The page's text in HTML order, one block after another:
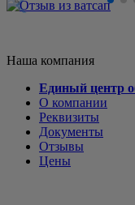
Наша компания
Единый центр
О компании
Реквизиты
Документы
Отзывы
Цены